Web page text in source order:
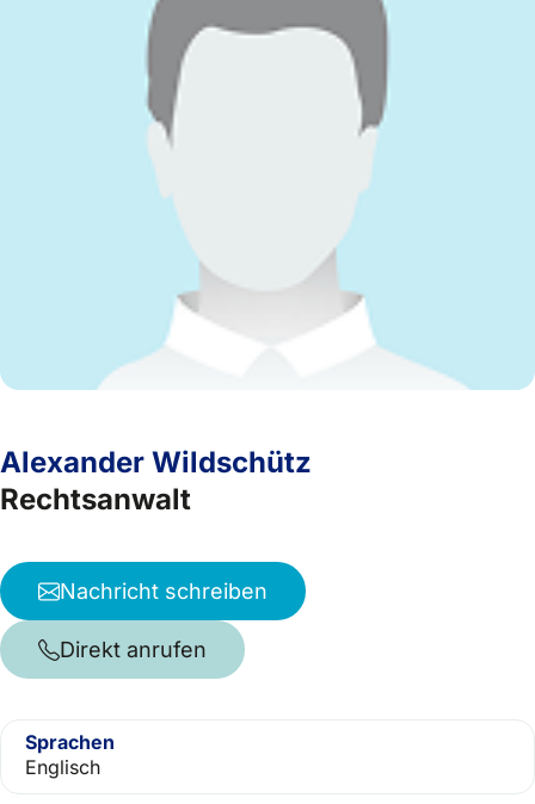
Alexander Wildschütz
Rechtsanwalt
Nachricht schreiben
Direkt anrufen
Sprachen
Englisch